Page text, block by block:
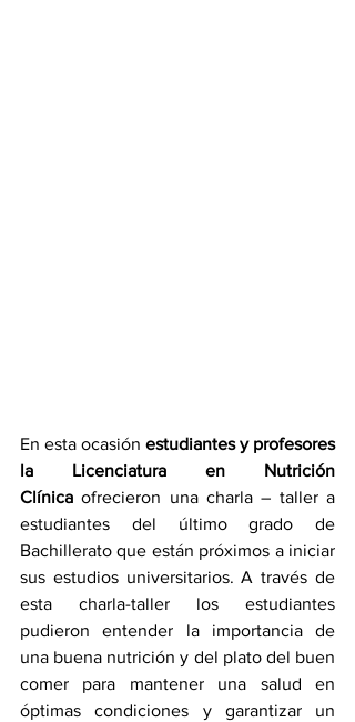
En esta ocasión estudiantes y profesores
la Licenciatura en Nutrición
Clínica ofrecieron una charla – taller a
estudiantes del último grado de
Bachillerato que están próximos a iniciar
sus estudios universitarios. A través de
esta charla-taller los estudiantes
pudieron entender la importancia de
una buena nutrición y del plato del buen
comer para mantener una salud en
óptimas condiciones y garantizar un